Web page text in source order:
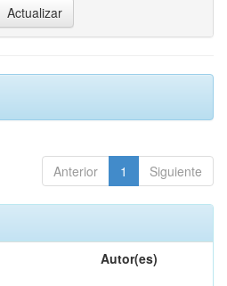
Anterior 1 Siguiente
Autor(es)